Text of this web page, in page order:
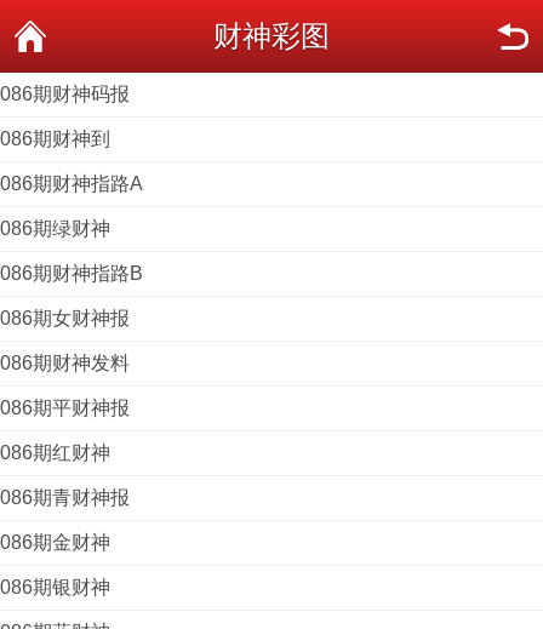
财神彩图
086期财神码报
086期财神到
086期财神指路A
086期绿财神
086期财神指路B
086期女财神报
086期财神发料
086期平财神报
086期红财神
086期青财神报
086期金财神
086期银财神